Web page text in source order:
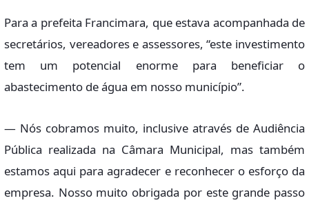
Para a prefeita Francimara, que estava acompanhada de
secretários, vereadores e assessores, “este investimento
tem um potencial enorme para beneficiar o
abastecimento de água em nosso município”.
— Nós cobramos muito, inclusive através de Audiência
Pública realizada na Câmara Municipal, mas também
estamos aqui para agradecer e reconhecer o esforço da
empresa. Nosso muito obrigada por este grande passo